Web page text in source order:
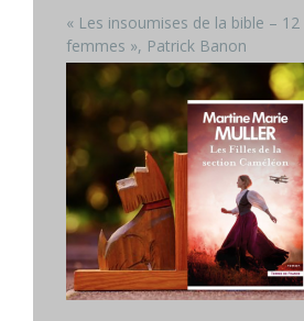
« Les insoumises de la bible –
femmes », Patrick Banon